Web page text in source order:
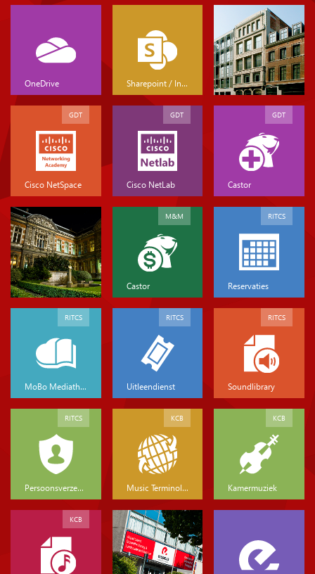
OneDrive Sharepoint / Intranet
Cisco NetSpace
GDT
Cisco NetLab
GDT
Castor
GDT
Castor
M&M
Reservaties
RITCS
MoBo Mediatheek
RITCS
Uitleendienst
RITCS
Soundlibrary
RITCS
Persoonsverzekeringen
RITCS
Music Terminology
KCB
Kamermuziek
KCB
KCB